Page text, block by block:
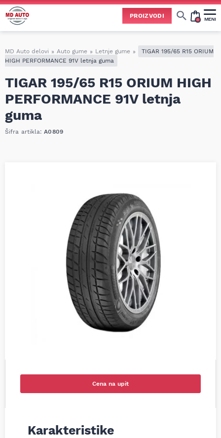
PROIZVODI MENI
MD Auto delovi » Auto gume » Letnje gume »
TIGAR 195/65 R15 ORIUM
HIGH PERFORMANCE 91V letnja guma
TIGAR 195/65 R15 ORIUM HIGH
PERFORMANCE 91V letnja
guma
Šifra artikla:A0809
Cena na upit
Karakteristike